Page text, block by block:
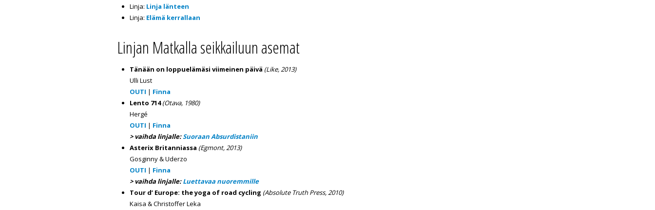
Linja: Linja länteen
Linja: Elämä kerrallaan
Linjan Matkalla seikkailuun asemat
Tänään on loppuelämäsi viimeinen päivä (Like, 2013)
Ulli Lust
OUTI | Finna
Lento 714 (Otava, 1980)
Hergé
OUTI | Finna
> vaihda linjalle:Suoraan Absurdistaniin
Asterix Britanniassa (Egmont, 2013)
Gosginny & Uderzo
OUTI | Finna
> vaihda linjalle: Luettavaa nuoremmille
Tour d’ Europe: the yoga of road cycling (Absolute Truth Press, 2010)
Kaisa & Christoffer Leka